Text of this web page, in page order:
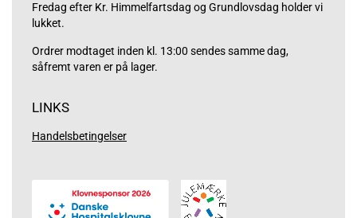
Fredag efter Kr. Himmelfartsdag og Grundlovsdag holder vi
lukket.
Ordrer modtaget inden kl. 13:00 sendes samme dag,
såfremt varen er på lager.
LINKS
Handelsbetingelser